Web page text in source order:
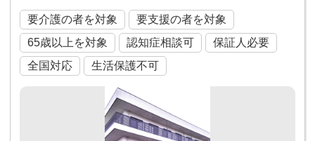
要介護の者を対象
要支援の者を対象
65歳以上を対象
認知症相談可
保証人必要
全国対応
生活保護不可